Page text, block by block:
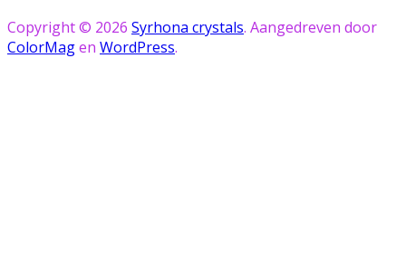
Copyright © 2026 Syrhona crystals. Aangedreven door
ColorMagen WordPress.